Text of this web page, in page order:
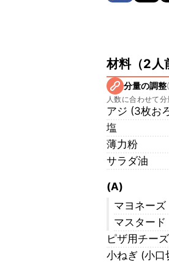
材料（2人
分量の調整
人数に合わせて
アジ (3枚お
塩
薄力粉
サラダ油
(A)
マヨネーズ
マスタード
ピザ用チーズ
小ねぎ (小口